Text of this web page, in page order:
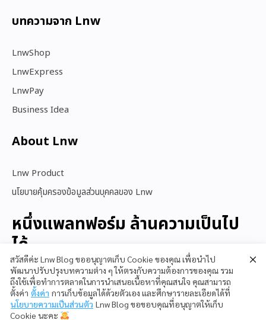
บทความจาก Lnw
LnwShop
LnwExpress
LnwPay
Business Idea
About Lnw​
Lnw Product
นโยบายคุ้มครองข้อมูลส่วนบุคคลของ Lnw
หนึ่งแพลทฟอร์ม ล้านความเป็นไป
ได้
สนใจใช้ LnwShop
สวัสดีค่ะ Lnw Blog ขออนุญาตเก็บ Cookie ของคุณ เพื่อนำไป
พัฒนาปรับปรุงบทความต่าง ๆ ให้ตรงกับความต้องการของคุณ รวม
ถึงใช้เพื่อทำการตลาดในการนำเสนอเนื้อหาที่คุณสนใจ คุณสามารถ
ตั้งค่า ตั้งค่า การเก็บข้อมูลได้ด้วยตัวเอง และศึกษารายละเอียดได้ที่
นโยบายความเป็นส่วนตัว Lnw Blog ขอขอบคุณที่อนุญาตให้เก็บ
Cookie นะคะ